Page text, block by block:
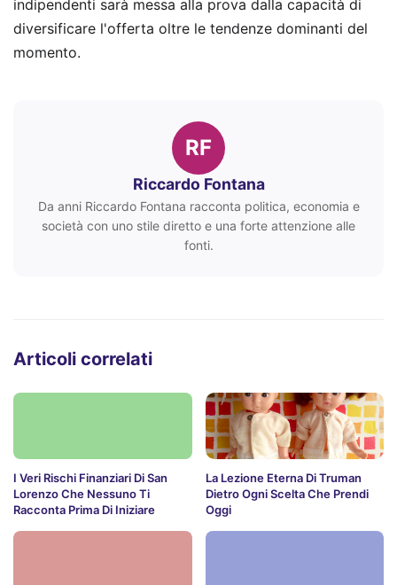
indipendenti sarà messa alla prova dalla capacità di
diversificare l'offerta oltre le tendenze dominanti del
momento.
RF
Riccardo Fontana
Da anni Riccardo Fontana racconta politica, economia e
società con uno stile diretto e una forte attenzione alle
fonti.
Articoli correlati
I Veri Rischi Finanziari Di San
Lorenzo Che Nessuno Ti
Racconta Prima Di Iniziare
La Lezione Eterna Di Truman
Dietro Ogni Scelta Che Prendi
Oggi